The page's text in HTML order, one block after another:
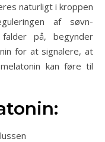
naturligt i kroppen
af søvn-
falder på, begynder
for at signalere, at
kan føre til